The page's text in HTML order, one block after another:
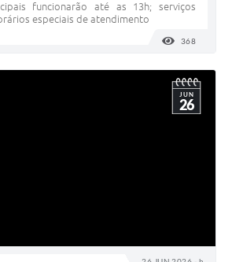
funcionarão até as 13h; serviços
especiais de atendimento
368
JUN
26